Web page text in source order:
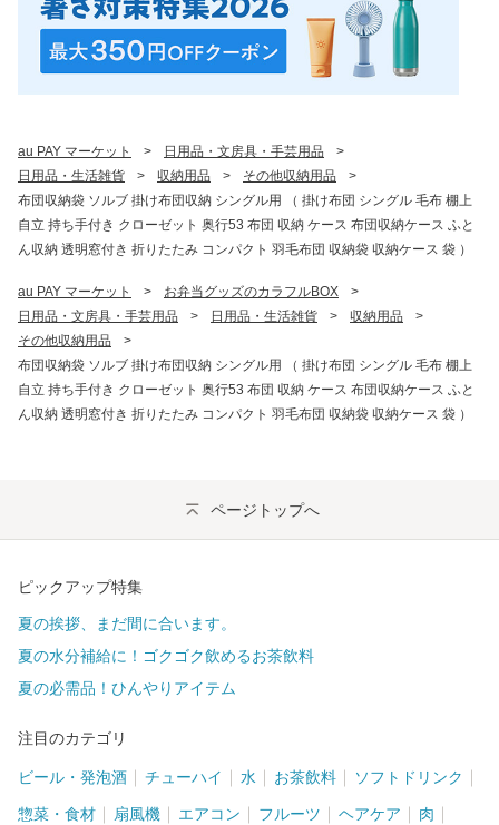
au PAY マーケット > 日用品・文房具・手芸用品
>
日用品・生活雑貨
> 収納用品 > その他収納用品
>
布団収納袋 ソルブ 掛け布団収納 シングル用 （ 掛け布団 シングル 毛布 棚上
自立 持ち手付き クローゼット 奥行53 布団 収納 ケース 布団収納ケース ふと
ん収納 透明窓付き 折りたたみ コンパクト 羽毛布団 収納袋 収納ケース 袋 ）
au PAY マーケット > お弁当グッズのカラフルBOX
>
日用品・文房具・手芸用品
> 日用品・生活雑貨 > 収納用品
>
その他収納用品
>
布団収納袋 ソルブ 掛け布団収納 シングル用 （ 掛け布団 シングル 毛布 棚上
自立 持ち手付き クローゼット 奥行53 布団 収納 ケース 布団収納ケース ふと
ん収納 透明窓付き 折りたたみ コンパクト 羽毛布団 収納袋 収納ケース 袋 ）
ページトップへ
ピックアップ特集
夏の挨拶、まだ間に合います。
夏の水分補給に！ゴクゴク飲めるお茶飲料
夏の必需品！ひんやりアイテム
注目のカテゴリ
ビール・発泡酒 チューハイ 水 お茶飲料 ソフトドリンク
惣菜・食材 扇風機 エアコン フルーツ ヘアケア 肉